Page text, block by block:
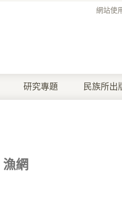
網站使
研究專題 民族所出
漁網